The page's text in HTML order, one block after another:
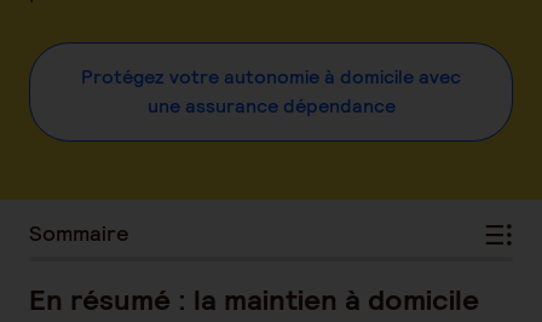
Protégez votre autonomie à domicile avec
une assurance dépendance
Sommaire
En résumé : la maintien à domicile